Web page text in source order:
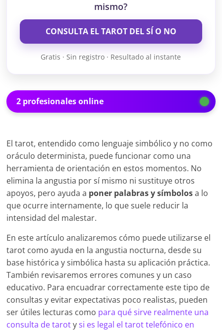
mismo?
CONSULTA EL TAROT DEL SÍ O NO
Gratis · Sin registro · Resultado al instante
2 profesionales online
El tarot, entendido como lenguaje simbólico y no como
oráculo determinista, puede funcionar como una
herramienta de orientación en estos momentos. No
elimina la angustia por sí mismo ni sustituye otros
apoyos, pero ayuda a poner palabras y símbolosa lo
que ocurre internamente, lo que suele reducir la
intensidad del malestar.
En este artículo analizaremos cómo puede utilizarse el
tarot como ayuda en la angustia nocturna, desde su
base histórica y simbólica hasta su aplicación práctica.
También revisaremos errores comunes y un caso
educativo. Para encuadrar correctamente este tipo de
consultas y evitar expectativas poco realistas, pueden
ser útiles lecturas como para qué sirve realmente una
consulta de tarotysi es legal el tarot telefónico en